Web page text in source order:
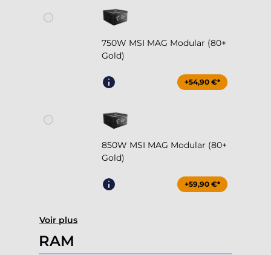
750W MSI MAG Modular (80+
Gold)
+54,90 €*
850W MSI MAG Modular (80+
Gold)
+59,90 €*
Voir plus
RAM